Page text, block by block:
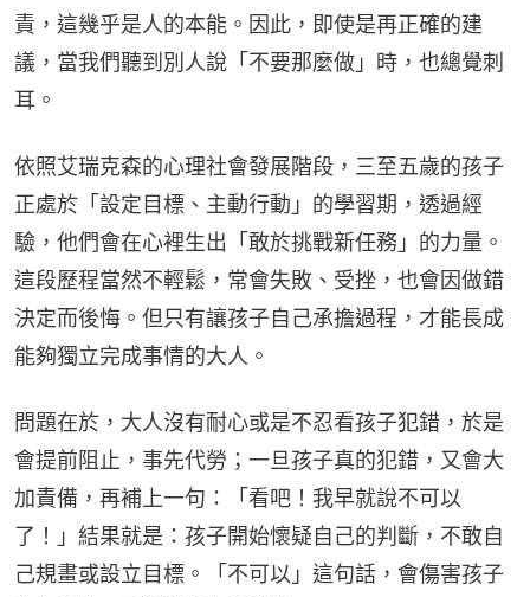
責，這幾乎是人的本能。因此，即使是再正確的建
議，當我們聽到別人說「不要那麼做」時，也總覺刺
耳。
依照艾瑞克森的心理社會發展階段，三至五歲的孩子
正處於「設定目標、主動行動」的學習期，透過經
驗，他們會在心裡生出「敢於挑戰新任務」的力量。
這段歷程當然不輕鬆，常會失敗、受挫，也會因做錯
決定而後悔。但只有讓孩子自己承擔過程，才能長成
能夠獨立完成事情的大人。
問題在於，大人沒有耐心或是不忍看孩子犯錯，於是
會提前阻止，事先代勞；一旦孩子真的犯錯，又會大
加責備，再補上一句：「看吧！我早就說不可以
了！」結果就是：孩子開始懷疑自己的判斷，不敢自
己規畫或設立目標。「不可以」這句話，會傷害孩子